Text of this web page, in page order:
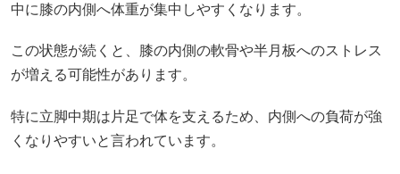
中に膝の内側へ体重が集中しやすくなります。
この状態が続くと、膝の内側の軟骨や半月板へのストレス
が増える可能性があります。
特に立脚中期は片足で体を支えるため、内側への負荷が強
くなりやすいと言われています。